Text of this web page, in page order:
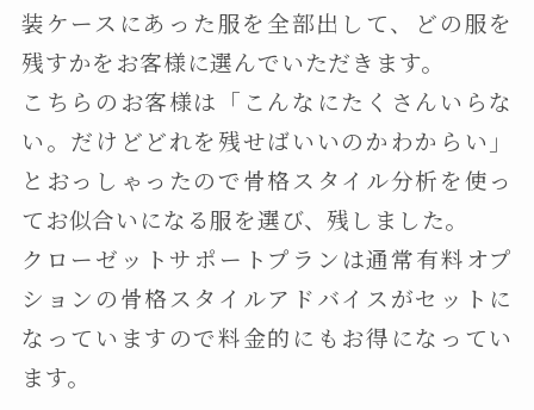
装ケースにあった服を全部出して、どの服を
残すかをお客様に選んでいただきます。
こちらのお客様は「こんなにたくさんいらな
い。だけどどれを残せばいいのかわからい」
とおっしゃったので骨格スタイル分析を使っ
てお似合いになる服を選び、残しました。
クローゼットサポートプランは通常有料オプ
ションの骨格スタイルアドバイスがセットに
なっていますので料金的にもお得になってい
ます。